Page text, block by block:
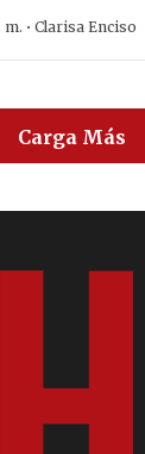
m. · Clarisa Enciso
Carga Más